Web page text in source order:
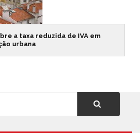
a taxa reduzida de IVA em
urbana